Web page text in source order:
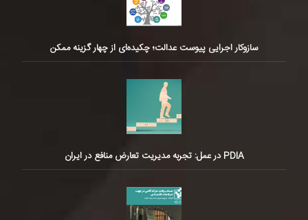
سازوکار اجرایی پیوست عدالت؛ چکیده‌ای از چهار گزینه ممکن
PDIA در عمل: تجربه مدیریت تعارض منافع در ایران